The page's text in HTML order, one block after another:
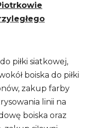
piłki siatkowej,
boiska do piłki
zakup farby
linii na
boiska oraz